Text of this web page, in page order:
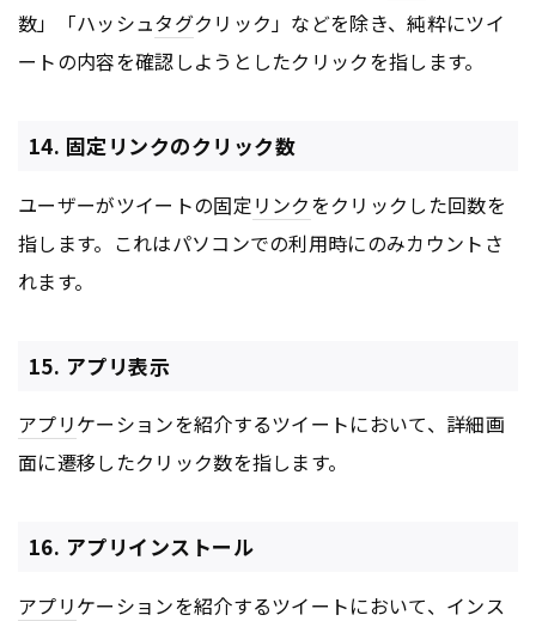
数」「ハッシュタグクリック」などを除き、純粋にツイ
ートの内容を確認しようとしたクリックを指します。
14. 固定リンクのクリック数
ユーザーがツイートの固定リンクをクリックした回数を
指します。これはパソコンでの利用時にのみカウントさ
れます。
15. アプリ表示
アプリケーションを紹介するツイートにおいて、詳細画
面に遷移したクリック数を指します。
16. アプリインストール
アプリケーションを紹介するツイートにおいて、インス